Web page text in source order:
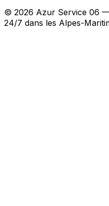
© 2026 Azur Service 06 —
24/7 dans les Alpes-